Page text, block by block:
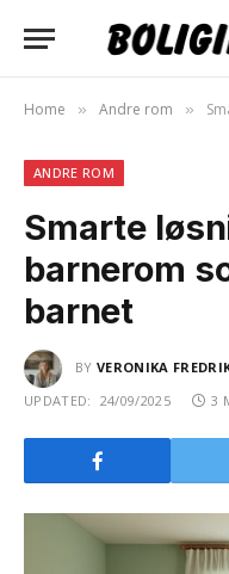
Home » Andre rom »
ANDRE ROM
Smarte
barnerom
barnet
BY VERONIKA
UPDATED: 24/09/2025 3